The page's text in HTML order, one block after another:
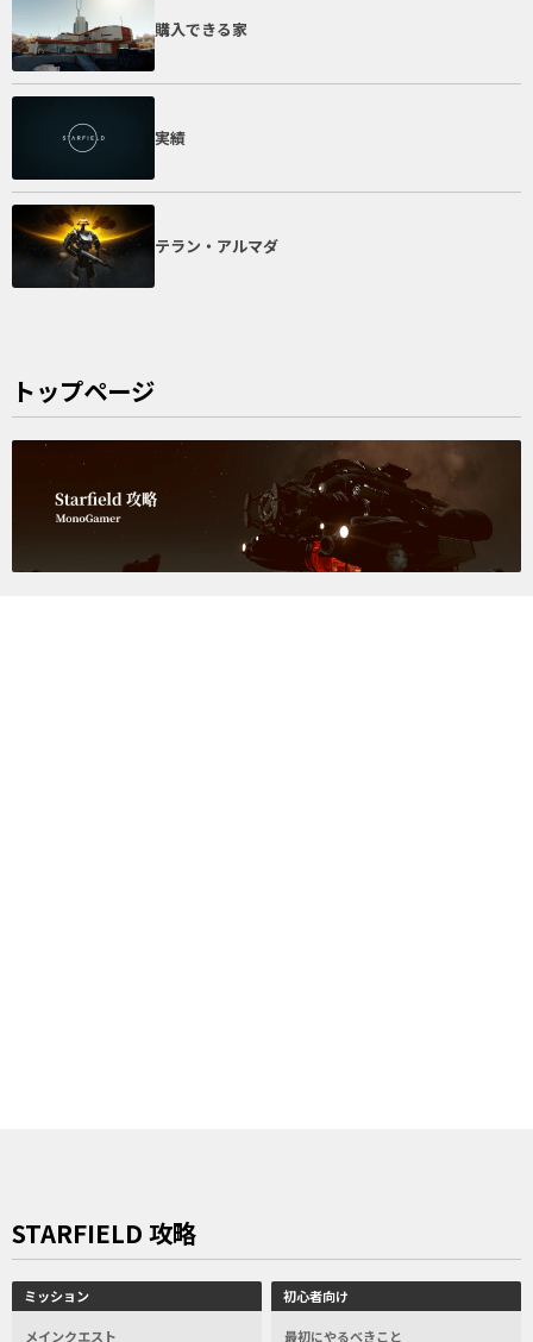
STARFIELD 攻略
ミッション
メインクエスト
初心者向け
最初にやるべきこと
購入できる家
実績
テラン・アルマダ
トップページ